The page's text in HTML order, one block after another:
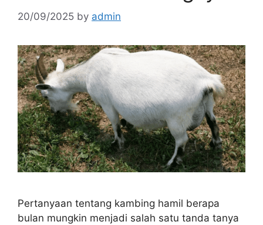
20/09/2025 by admin
Pertanyaan tentang kambing hamil berapa
bulan mungkin menjadi salah satu tanda tanya